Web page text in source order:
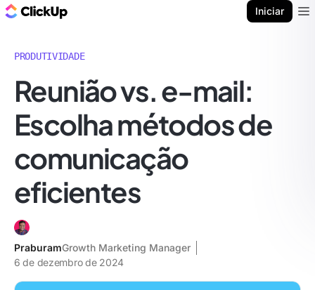
Iniciar
PRODUTIVIDADE
Reunião vs. e-mail:
Escolha métodos de
comunicação
eficientes
PraburamGrowth Marketing Manager
6 de dezembro de 2024